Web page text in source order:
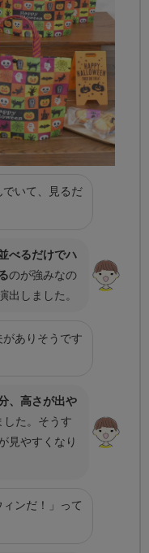
いて、見るだ
べるだけでハ
のが強みなの
出しました。
ありそうです
、高さが出や
した。そうす
見やすくなり
ンだ！」って